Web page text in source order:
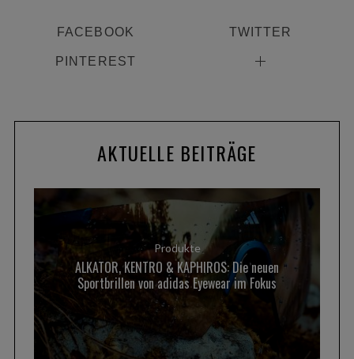
FACEBOOK TWITTER
PINTEREST
AKTUELLE BEITRÄGE
Produkte
ALKATOR, KENTRO & KAPHIROS: Die neuen
Sportbrillen von adidas Eyewear im Fokus
o
: